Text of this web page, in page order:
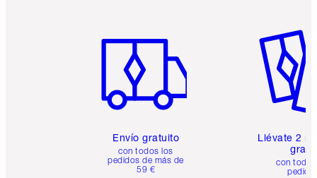
Envío gratuito
con todos los
pedidos de más de
59 €
Llévate 2
gratis
con